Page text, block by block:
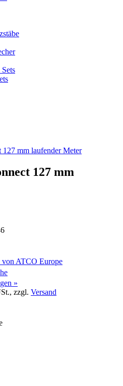
mm laufender Meter
127 mm
von ATCO Europe
»
zzgl. Versand